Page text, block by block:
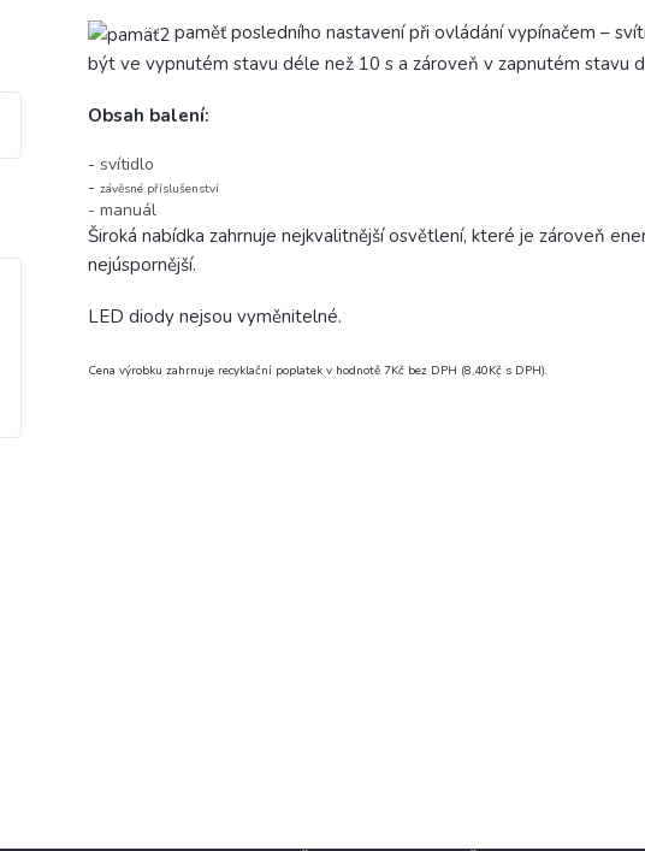
paměť posledního nastavení při ovládání vypínačem –
být ve vypnutém stavu déle než 10 s a zároveň v zapnutém stavu
Obsah balení:
- svítidlo
- závěsné příslušenství
- manuál
Široká nabídka zahrnuje nejkvalitnější osvětlení, které je zároveň
nejúspornější.
LED diody nejsou vyměnitelné.
Cena výrobku zahrnuje recyklační poplatek v hodnotě 7Kč bez DPH (8,40Kč s DPH).